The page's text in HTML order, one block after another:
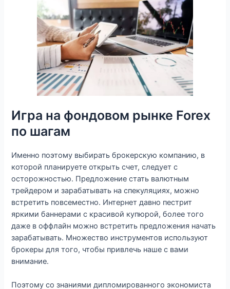
Игра на фондовом рынке Forex
по шагам
Именно поэтому выбирать брокерскую компанию, в
которой планируете открыть счет, следует с
осторожностью. Предложение стать валютным
трейдером и зарабатывать на спекуляциях, можно
встретить повсеместно. Интернет давно пестрит
яркими баннерами с красивой купюрой, более того
даже в оффлайн можно встретить предложения начать
зарабатывать. Множество инструментов используют
брокеры для того, чтобы привлечь наше с вами
внимание.
Поэтому со знаниями дипломированного экономиста